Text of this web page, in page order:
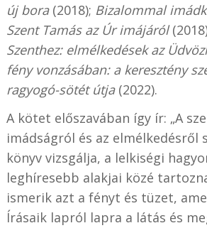
új bora(2018); Bizalommal
Szent Tamás az Úr imájáról
Szenthez: elmélkedések az
fény vonzásában: a keresztény
ragyogó-sötét útja(2022).
A kötet előszavában így ír: „A
imádságról és az elmélkedésről
könyv vizsgálja, a lelkiségi
leghíresebb alakjai közé
ismerik azt a fényt és tüzet,
Írásaik lapról lapra a látás és